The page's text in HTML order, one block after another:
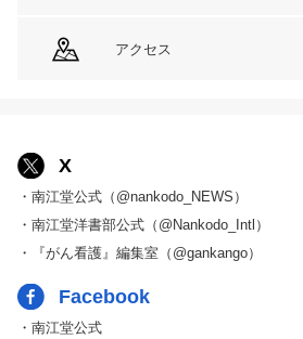
アクセス
X
・南江堂公式（@nankodo_NEWS）
・南江堂洋書部公式（@Nankodo_Intl）
・『がん看護』編集室（@gankango）
Facebook
・南江堂公式